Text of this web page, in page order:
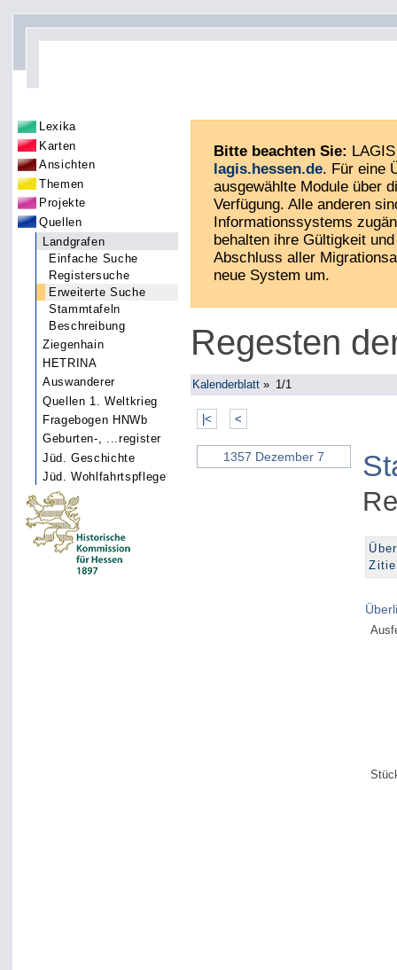
Lexika
Karten
Ansichten
Themen
Projekte
Quellen
Landgrafen
Einfache Suche
Registersuche
Erweiterte Suche
Stammtafeln
Beschreibung
Ziegenhain
HETRINA
Auswanderer
Quellen 1. Weltkrieg
Fragebogen HNWb
Geburten-, ...register
Jüd. Geschichte
Jüd. Wohlfahrtspflege
Bitte beachten Sie:
lagis.hessen.de. Für eine
ausgewählte Module über
Verfügung. Alle anderen
Informationssystems
behalten ihre Gültigkeit
Abschluss aller
neue System um.
Regesten
Kalenderblatt » 1/1
|< <
1357 Dezember 7